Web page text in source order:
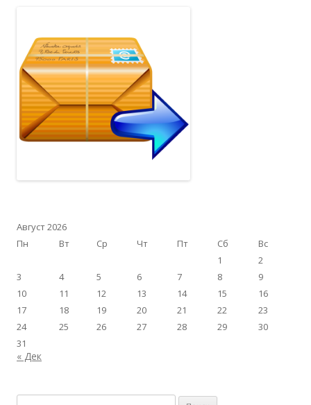
Август 2026
Пн
Вт Ср Чт Пт Сб
Вс
1
2
3
4 5 6 7 8
9
10
11 12 13 14 15
16
17
18 19 20 21 22
23
24
25 26 27 28 29
30
31
« Дек